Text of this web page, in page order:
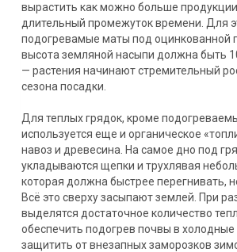
вырастить как можно больше
длительный промежуток времени. Для
подогревамые маты под оцинкованной
высота земляной насыпи должна быть
— растения начинают стремительный
сезона посадки.
Для теплых грядок, кроме
используется еще и органическое
навоз и древесина. На самое дно под
укладываются щепки и трухлявая
которая должна быстрее перегнивать,
Всё это сверху засыпают землей. При
выделятся достаточное количество
обеспечить подогрев почвы в
защитить от внезапных заморозков